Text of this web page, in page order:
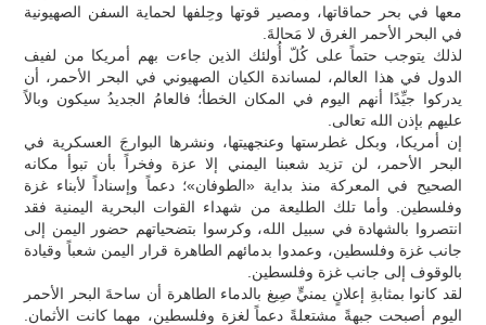
معها في بحر حماقاتها، ومصير قوتها وحِلفها لحماية السفن الصهيونية
في البحر الأحمر الغرق لا مَحالةَ.
لذلك يتوجب حتماً على كُلّ أُولئك الذين جاءت بهم أمريكا من لفيف
الدول في هذا العالم، لمساندة الكيان الصهيوني في البحر الأحمر، أن
يدركوا جيِّدًا أنهم اليوم في المكان الخطأ؛ فالعامُ الجديدُ سيكون وبالاً
عليهم بإذن الله تعالى.
إن أمريكا، وبكل غطرستها وعنجهيتها، ونشرها البوارجَ العسكرية في
البحر الأحمر، لن تزيد شعبنا اليمني إلا عزة وفخراً بأن تبوأ مكانه
الصحيح في المعركة منذ بداية «الطوفان»؛ دعماً وإسناداً لأبناء غزة
وفلسطين. وأما تلك الطليعة من شهداء القوات البحرية اليمنية فقد
انتصروا بالشهادة في سبيل الله، وكرسوا بتضحياتهم حضور اليمن إلى
جانب غزة وفلسطين، وعمدوا بدمائهم الطاهرة قرار اليمن شعباً وقيادة
بالوقوف إلى جانب غزة وفلسطين.
لقد كانوا بمثابةِ إعلانٍ يمنيٍّ صِيغ بالدماء الطاهرة أن ساحةَ البحر الأحمر
اليوم أصبحت جبهةً مشتعلةً دعماً لغزة وفلسطين، مهما كانت الأثمان.